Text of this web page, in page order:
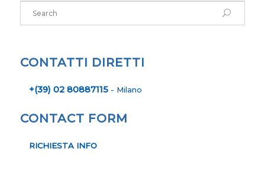
CONTATTI DIRETTI
+(39) 02 80887115- Milano
CONTACT FORM
RICHIESTA INFO